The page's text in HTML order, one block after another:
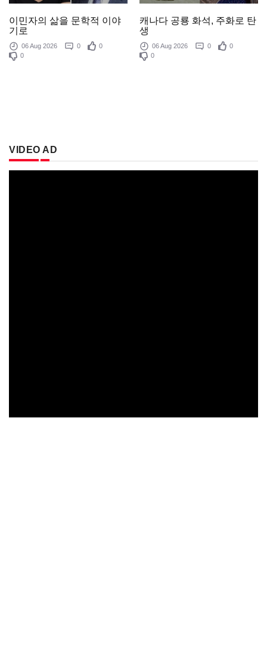
이민자의 삶을 문학적 이야
기로
06 Aug 2026 0
0
0
캐나다 공룡 화석, 주화로 탄
생
06 Aug 2026 0
0
0
VIDEO AD